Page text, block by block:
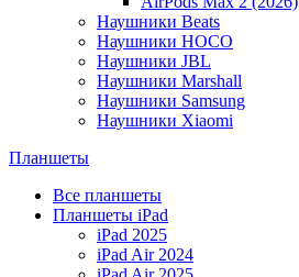
Наушники Beats
Наушники HOCO
Наушники JBL
Наушники Marshall
Наушники Samsung
Наушники Xiaomi
Планшеты
Все планшеты
Планшеты iPad
iPad 2025
iPad Air 2024